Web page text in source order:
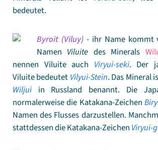
bedeutet.
Byroit (Viluy)- ihr Name kommt
Namen Viluite des Minerals
nennen Viluite auch Viryui-seki. Der
Viluite bedeutet Vilyui-Stein. Das Mineral
Wiljuiin Russland benannt. Die
normalerweise die Katakana-Zeichen
Namen des Flusses darzustellen.
stattdessen die Katakana-Zeichen Viryui-